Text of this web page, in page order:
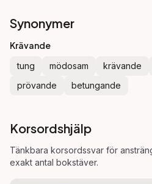
Synonymer
Krävande
tung mödosam krävande
prövande
betungande
Korsordshjälp
Tänkbara korsordssvar för
exakt antal bokstäver.